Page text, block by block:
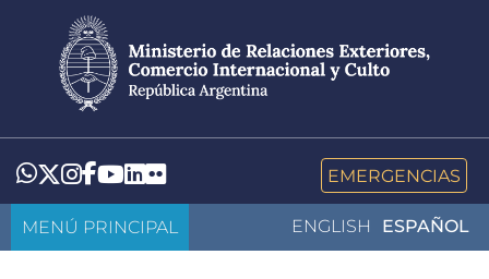
contenido
principal
Whatsapp
Twitter
Instagram
Facebook
YouTube
LinkedIn
Flickr EMERGENCIAS
ENGLISH ESPAÑOL
MENÚ PRINCIPAL